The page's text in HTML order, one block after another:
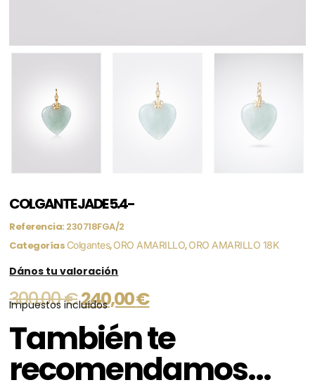
COLGANTE JADE 5.4-
Referencia: 230718FGA/2
Categorías Colgantes,ORO AMARILLO,ORO AMARILLO 18K
Dános tu valoración
300,00€240,00€
Impuestos incluídos
También te
recomendamos…